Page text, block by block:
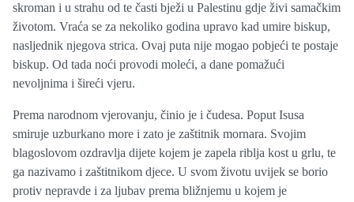
skroman i u strahu od te časti bježi u Palestinu gdje živi samačkim
životom. Vraća se za nekoliko godina upravo kad umire biskup,
nasljednik njegova strica. Ovaj puta nije mogao pobjeći te postaje
biskup. Od tada noći provodi moleći, a dane pomažući
nevoljnima i šireći vjeru.
Prema narodnom vjerovanju, činio je i čudesa. Poput Isusa
smiruje uzburkano more i zato je zaštitnik mornara. Svojim
blagoslovom ozdravlja dijete kojem je zapela riblja kost u grlu, te
ga nazivamo i zaštitnikom djece. U svom životu uvijek se borio
protiv nepravde i za ljubav prema bližnjemu u kojem je